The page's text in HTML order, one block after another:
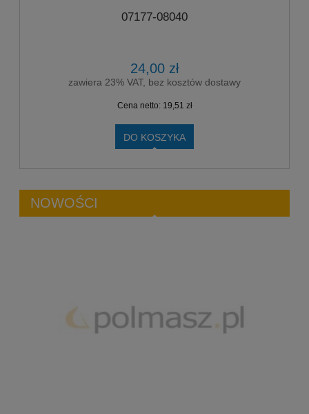
07177-08040
24,00 zł
zawiera 23% VAT, bez kosztów dostawy
Cena netto: 19,51 zł
DO KOSZYKA
NOWOŚCI